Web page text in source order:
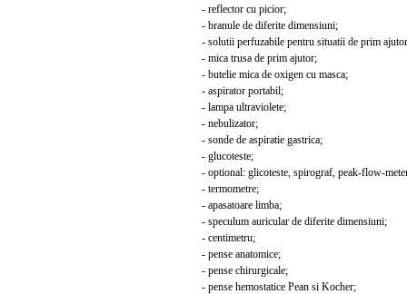
- reflector cu picior;
- branule de diferite dimensiuni;
- solutii perfuzabile pentru situatii de prim
- mica trusa de prim ajutor;
- butelie mica de oxigen cu masca;
- aspirator portabil;
- lampa ultraviolete;
- nebulizator;
- sonde de aspiratie gastrica;
- glucoteste;
- optional: glicoteste, spirograf, peak-flow-
- termometre;
- apasatoare limba;
- speculum auricular de diferite dimensiuni;
- centimetru;
- pense anatomice;
- pense chirurgicale;
- pense hemostatice Pean si Kocher;